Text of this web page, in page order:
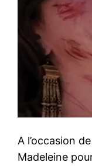
A l’occasion
Madeleine